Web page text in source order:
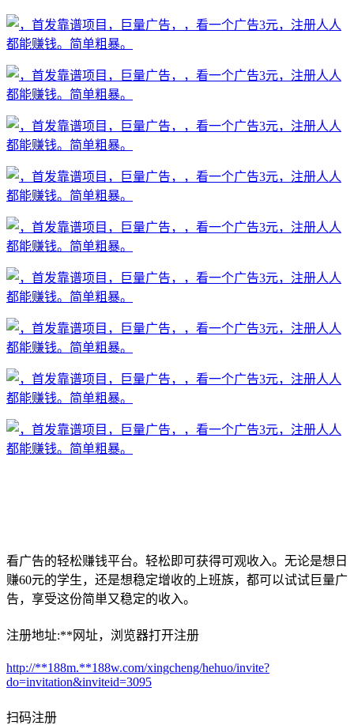
看广告的轻松赚钱平台。轻松即可获得可观收入。无论是想日
赚60元的学生，还是想稳定增收的上班族，都可以试试巨量广
告，享受这份简単又稳定的收入。
注册地址:**网址，浏览器打开注册
http://**188m.**188w.com/xingcheng/hehuo/invite?
do=invitation&inviteid=3095
扫码注册